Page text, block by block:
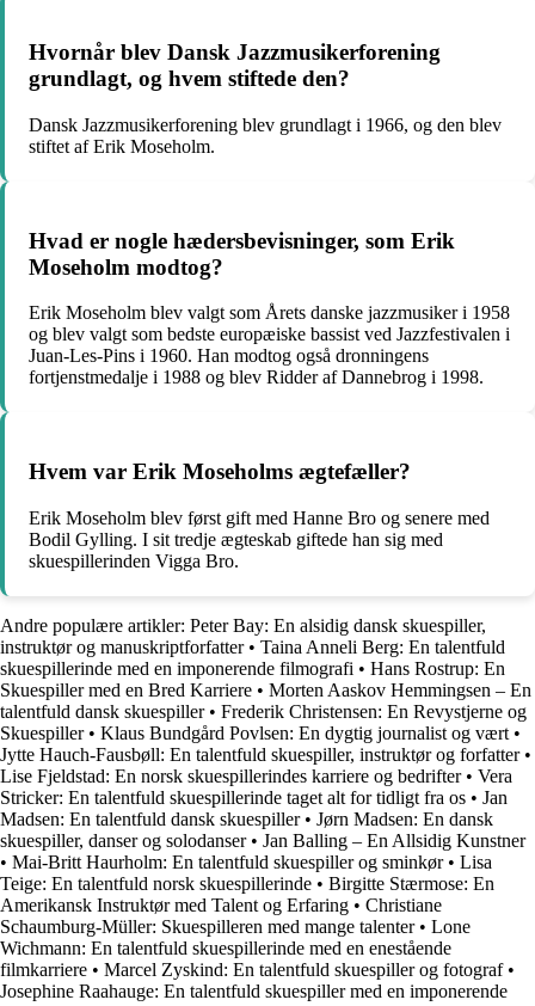
Hvornår blev Dansk Jazzmusikerforening
grundlagt, og hvem stiftede den?
Dansk Jazzmusikerforening blev grundlagt i 1966, og den blev
stiftet af Erik Moseholm.
Hvad er nogle hædersbevisninger, som Erik
Moseholm modtog?
Erik Moseholm blev valgt som Årets danske jazzmusiker i 1958
og blev valgt som bedste europæiske bassist ved Jazzfestivalen i
Juan-Les-Pins i 1960. Han modtog også dronningens
fortjenstmedalje i 1988 og blev Ridder af Dannebrog i 1998.
Hvem var Erik Moseholms ægtefæller?
Erik Moseholm blev først gift med Hanne Bro og senere med
Bodil Gylling. I sit tredje ægteskab giftede han sig med
skuespillerinden Vigga Bro.
Andre populære artikler: Peter Bay: En alsidig dansk skuespiller,
instruktør og manuskriptforfatter• Taina Anneli Berg: En talentfuld
skuespillerinde med en imponerende filmografi • Hans Rostrup: En
Skuespiller med en Bred Karriere • Morten Aaskov Hemmingsen – En
talentfuld dansk skuespiller• Frederik Christensen: En Revystjerne og
Skuespiller• Klaus Bundgård Povlsen: En dygtig journalist og vært •
Jytte Hauch-Fausbøll: En talentfuld skuespiller, instruktør og forfatter•
Lise Fjeldstad: En norsk skuespillerindes karriere og bedrifter• Vera
Stricker: En talentfuld skuespillerinde taget alt for tidligt fra os • Jan
Madsen: En talentfuld dansk skuespiller• Jørn Madsen: En dansk
skuespiller, danser og solodanser• Jan Balling – En Allsidig Kunstner
• Mai-Britt Haurholm: En talentfuld skuespiller og sminkør• Lisa
Teige: En talentfuld norsk skuespillerinde • Birgitte Stærmose: En
Amerikansk Instruktør med Talent og Erfaring • Christiane
Schaumburg-Müller: Skuespilleren med mange talenter• Lone
Wichmann: En talentfuld skuespillerinde med en enestående
filmkarriere • Marcel Zyskind: En talentfuld skuespiller og fotograf•
Josephine Raahauge: En talentfuld skuespiller med en imponerende